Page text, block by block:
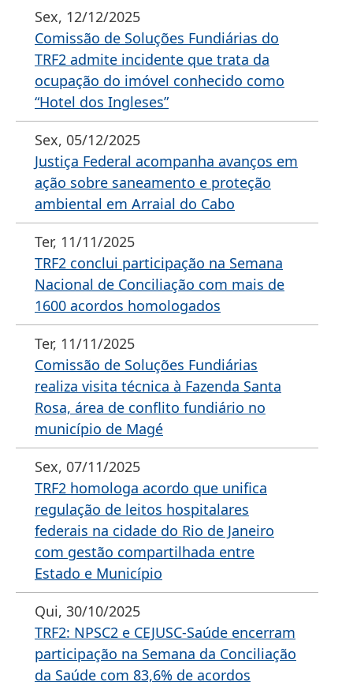
Sex, 12/12/2025
Comissão de Soluções Fundiárias do
TRF2 admite incidente que trata da
ocupação do imóvel conhecido como
“Hotel dos Ingleses”
Sex, 05/12/2025
Justiça Federal acompanha avanços em
ação sobre saneamento e proteção
ambiental em Arraial do Cabo
Ter, 11/11/2025
TRF2 conclui participação na Semana
Nacional de Conciliação com mais de
1600 acordos homologados
Ter, 11/11/2025
Comissão de Soluções Fundiárias
realiza visita técnica à Fazenda Santa
Rosa, área de conflito fundiário no
município de Magé
Sex, 07/11/2025
TRF2 homologa acordo que unifica
regulação de leitos hospitalares
federais na cidade do Rio de Janeiro
com gestão compartilhada entre
Estado e Município
Qui, 30/10/2025
TRF2: NPSC2 e CEJUSC-Saúde encerram
participação na Semana da Conciliação
da Saúde com 83,6% de acordos